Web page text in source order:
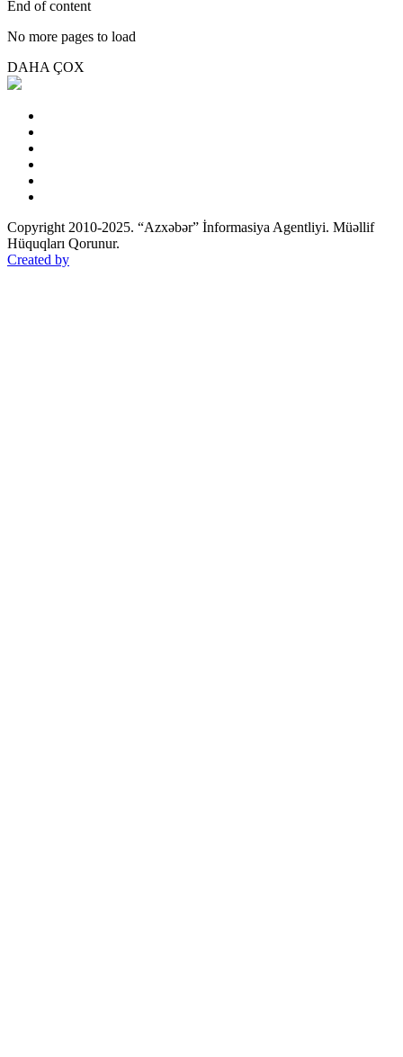
End of content
No more pages to load
DAHA ÇOX
Copyright 2010-2025. “Azxəbər” İnformasiya Agentliyi. Müəllif
Hüquqları Qorunur.
Created by